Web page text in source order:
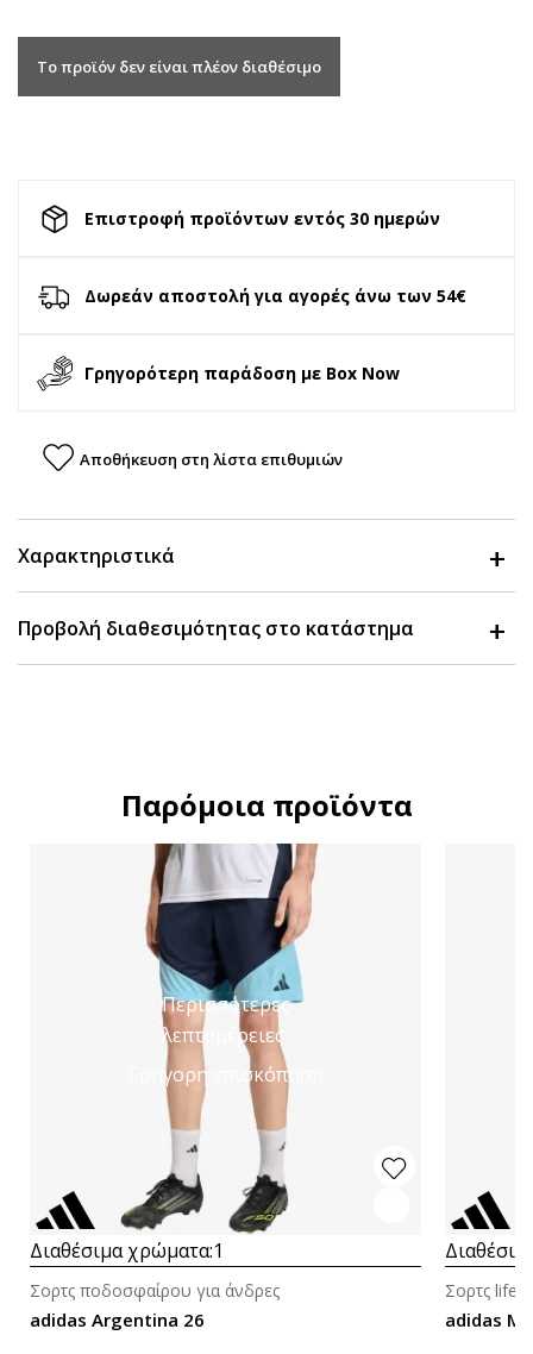
Το προϊόν δεν είναι πλέον διαθέσιμο
Επιστροφή προϊόντων εντός 30 ημερών
Δωρεάν αποστολή για αγορές άνω των 54€
Γρηγορότερη παράδοση με Box Now
Αποθήκευση στη λίστα επιθυμιών
Χαρακτηριστικά
Προβολή διαθεσιμότητας στο κατάστημα
Παρόμοια προϊόντα
Περισσότερες
λεπτομέρειες
Γρήγορη επισκόπηση
Διαθέσιμα χρώματα:1
adidas Argentina 26
Σορτς ποδοσφαίρου για άνδρες
adidas M
Σορτς